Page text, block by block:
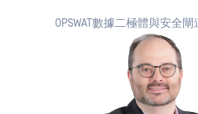
OPSWAT數據二極體與安全